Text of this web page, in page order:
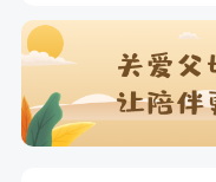
林**
4分钟前
陈
6分钟前
毛**
购买了汤